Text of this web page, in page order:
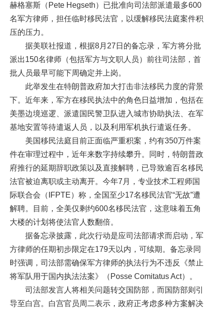
赫格塞斯（Pete Hegseth）已批准向司法部派遣最多600
名军方律师，担任临时移民法官，以缓解移民法庭案件积
压的压力。
据美联社报道，根据8月27日的备忘录，军方将分批
派出150名律师（包括军方与文职人员）前往司法部，首
批人员最早可能下周确定并上岗。
此举发生在特朗普政府加大打击非法移民力度的背景
下。近年来，军方在移民执法中的角色日益增加，包括在
美墨边境巡逻、派遣国民警卫队进入城市协助执法、在军
基地安置等待遣返人员，以及利用军机执行遣返任务。
美国移民法庭目前正面临严重积案，约有350万件案
件在审理过程中，近年来数字持续攀升。同时，特朗普政
府推行的延期辞职政策以及直接解聘，已导致逾百名移民
法官被迫离职或主动离开。今年7月，专业技术工程师国
际联合会（IFPTE）称，全国至少17名移民法官“无故”遭
解聘。目前，全美仅剩约600名移民法官，这意味着五角
大楼的计划将使法官人数翻倍。
据备忘录披露，此次行动是应司法部请求而启动，军
方律师的任期初步限定在179天以内，可续期。备忘录同
时强调，司法部需确保军方律师的执法行为不违反《禁止
将军队用于国内执法法案》（Posse Comitatus Act）。
司法部发言人将相关问题转交国防部，而国防部则引
导至白宫。白宫官员周二表示，政府正考虑多种方案解决